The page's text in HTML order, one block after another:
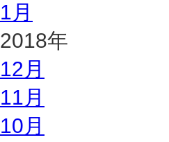
1月
2018年
12月
11月
10月